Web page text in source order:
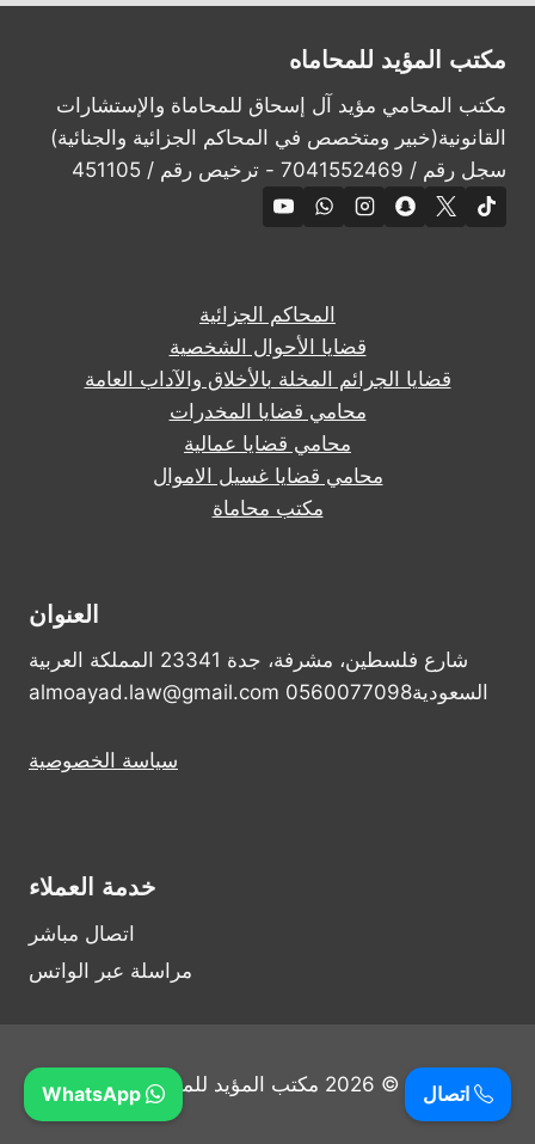
مكتب المؤيد للمحاماه
مكتب المحامي مؤيد آل إسحاق للمحاماة والإستشارات
القانونية(خبير ومتخصص في المحاكم الجزائية والجنائية)
سجل رقم / 7041552469 - ترخيص رقم / 451105
المحاكم الجزائية
قضايا الأحوال الشخصية
قضايا الجرائم المخلة بالأخلاق والآداب العامة
محامي قضايا المخدرات
محامي قضايا عمالية
محامي قضايا غسيل الاموال
مكتب محاماة
العنوان
شارع فلسطين، مشرفة، جدة 23341 المملكة العربية
السعودية0560077098 almoayad.law@gmail.com
سياسة الخصوصية
خدمة العملاء
اتصال مباشر
مراسلة عبر الواتس
© 2026 مكتب المؤيد للمحاماة اتصال